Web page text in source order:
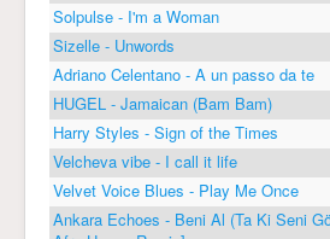
Solpulse - I'm a Woman
Sizelle - Unwords
Adriano Celentano - A un passo da te
HUGEL - Jamaican (Bam Bam)
Harry Styles - Sign of the Times
Velcheva vibe - I call it life
Velvet Voice Blues - Play Me Once
Ankara Echoes - Beni Al (Ta Ki Seni